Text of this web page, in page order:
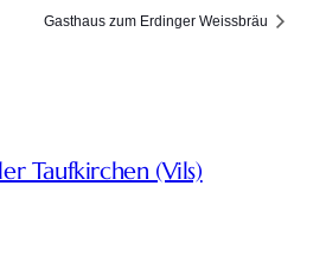
Gasthaus zum Erdinger Weissbräu
Taufkirchen (Vils)